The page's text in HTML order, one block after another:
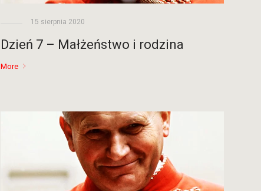
15 sierpnia 2020
Dzień 7 – Małżeństwo i rodzina
More